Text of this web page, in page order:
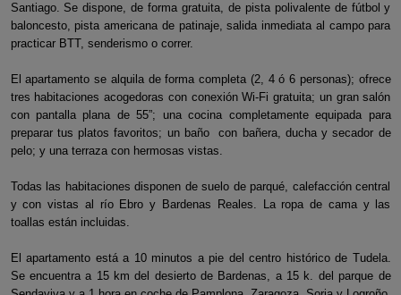
Santiago. Se dispone, de forma gratuita, de pista polivalente de fútbol y
baloncesto, pista americana de patinaje, salida inmediata al campo para
practicar BTT, senderismo o correr.
El apartamento se alquila de forma completa (2, 4 ó 6 personas); ofrece
tres habitaciones acogedoras con conexión Wi-Fi gratuita; un gran salón
con pantalla plana de 55”; una cocina completamente equipada para
preparar tus platos favoritos; un baño con bañera, ducha y secador de
pelo; y una terraza con hermosas vistas.
Todas las habitaciones disponen de suelo de parqué, calefacción central
y con vistas al río Ebro y Bardenas Reales. La ropa de cama y las
toallas están incluidas.
El apartamento está a 10 minutos a pie del centro histórico de Tudela.
Se encuentra a 15 km del desierto de Bardenas, a 15 k. del parque de